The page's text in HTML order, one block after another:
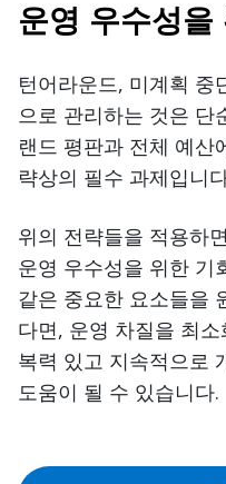
운영 우수성을
턴어라운드, 미계획 중
으로 관리하는 것은 단
랜드 평판과 전체 예산
략상의 필수 과제입니
위의 전략들을 적용하
운영 우수성을 위한 기
같은 중요한 요소들을
다면, 운영 차질을 최
복력 있고 지속적으로
도움이 될 수 있습니다.